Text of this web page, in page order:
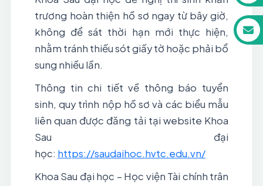
trương hoàn thiện hồ sơ ngay từ bây giờ,
không để sát thời hạn mới thực hiện,
nhằm tránh thiếu sót giấy tờ hoặc phải bổ
sung nhiều lần.
Thông tin chi tiết về thông báo tuyển
sinh, quy trình nộp hồ sơ và các biểu mẫu
liên quan được đăng tải tại website Khoa
Sau đại
học: https://saudaihoc.hvtc.edu.vn/
Khoa Sau đại học – Học viện Tài chính trân